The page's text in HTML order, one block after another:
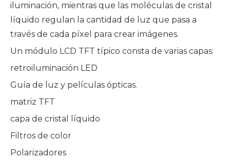
iluminación, mientras que las moléculas de cristal
líquido regulan la cantidad de luz que pasa a
través de cada píxel para crear imágenes.
Un módulo LCD TFT típico consta de varias capas:
retroiluminación LED
Guía de luz y películas ópticas.
matriz TFT
capa de cristal líquido
Filtros de color
Polarizadores